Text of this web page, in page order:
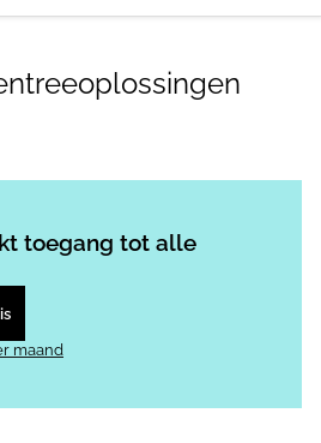
toegang tot alle
maand